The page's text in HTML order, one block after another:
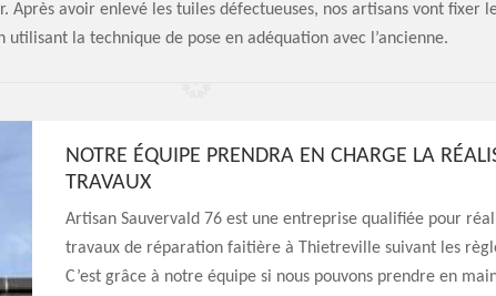
Après avoir enlevé les tuiles défectueuses, nos artisans vont fixer
utilisant la technique de pose en adéquation avec l’ancienne.
NOTRE ÉQUIPE PRENDRA EN CHARGE LA
TRAVAUX
Artisan Sauvervald 76 est une entreprise qualifiée pour
travaux de réparation faitière à Thietreville suivant les
C’est grâce à notre équipe si nous pouvons prendre en